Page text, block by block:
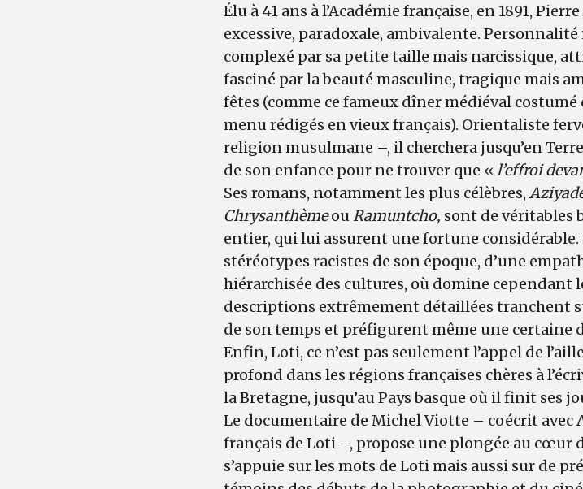
Élu à 41 ans à l’Académie française, en 1891,
excessive, paradoxale, ambivalente.
complexé par sa petite taille mais narcissique,
fasciné par la beauté masculine, tragique mais
fêtes (comme ce fameux dîner médiéval
menu rédigés en vieux français). Orientaliste
religion musulmane –, il cherchera jusqu’en
de son enfance pour ne trouver que « l’effroi
Ses romans, notamment les plus célèbres,
ChrysanthèmeouRamuntcho, sont de véritables
entier, qui lui assurent une fortune considérable.
stéréotypes racistes de son époque, d’une
hiérarchisée des cultures, où domine cependant
descriptions extrêmement détaillées tranchent
de son temps et préfigurent même une certaine
Enfin, Loti, ce n’est pas seulement l’appel de
profond dans les régions françaises chères à
la Bretagne, jusqu’au Pays basque où il finit ses
Le documentaire de Michel Viotte – coécrit avec
français de Loti –, propose une plongée au cœur
s’appuie sur les mots de Loti mais aussi sur de